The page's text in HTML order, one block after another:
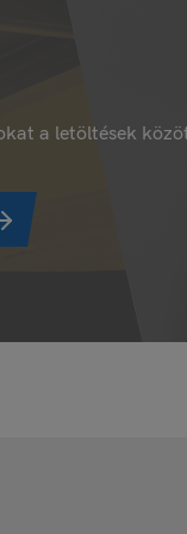
a letöltések